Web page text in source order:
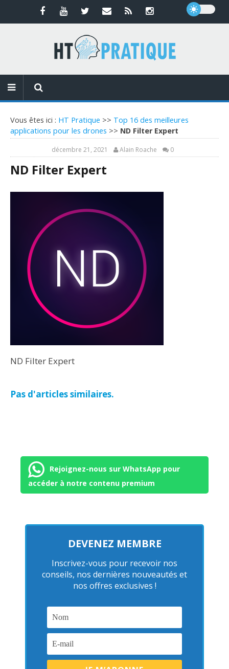
Vous êtes ici : HT Pratique >> Top 16 des meilleures
applications pour les drones >> ND Filter Expert
décembre 21, 2021 Alain Roache 0
ND Filter Expert
ND Filter Expert
Pas d'articles similaires.
Rejoignez-nous sur WhatsApp pour
accéder à notre contenu premium
DEVENEZ MEMBRE
Inscrivez-vous pour recevoir nos
conseils, nos dernières nouveautés et
nos offres exclusives !